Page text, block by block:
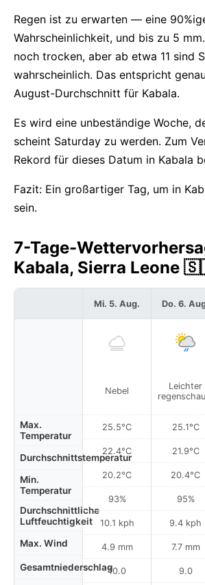
Regen ist zu erwarten — eine
Wahrscheinlichkeit, und bis zu 5
noch trocken, aber ab etwa 11 sind
wahrscheinlich. Das entspricht
August-Durchschnitt für Kabala.
Es wird eine unbeständige Woche,
scheint Saturday zu werden. Zum
Rekord für dieses Datum in Kabala
Fazit: Ein großartiger Tag, um in
sein.
7-Tage-
Kabala, Sierra Leone
Max.
Temperatur
Durchschnittstemperatur
Min.
Temperatur
Durchschnittliche
Luftfeuchtigkeit
Max. Wind
Gesamtniederschlag
Mi. 5. Aug.
Nebel
25.5°C
22.4°C
20.2°C
93%
10.1 kph
4.9 mm
10.0
Do. 6.
Leichter
25.1°C
21.9°C
20.4°C
95%
9.4 kph
7.7 mm
9.0